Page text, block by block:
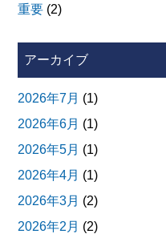
重要 (2)
アーカイブ
2026年7月 (1)
2026年6月 (1)
2026年5月 (1)
2026年4月 (1)
2026年3月 (2)
2026年2月 (2)